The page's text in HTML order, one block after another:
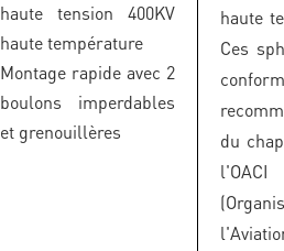
haute tension 400KV
haute température
Montage rapide avec 2
boulons imperdables
et grenouillères
haute
Ces
du
l'OACI